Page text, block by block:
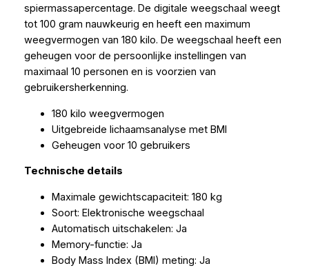
spiermassapercentage. De digitale weegschaal weegt
tot 100 gram nauwkeurig en heeft een maximum
weegvermogen van 180 kilo. De weegschaal heeft een
geheugen voor de persoonlijke instellingen van
maximaal 10 personen en is voorzien van
gebruikersherkenning.
180 kilo weegvermogen
Uitgebreide lichaamsanalyse met BMI
Geheugen voor 10 gebruikers
Technische details
Maximale gewichtscapaciteit: 180 kg
Soort: Elektronische weegschaal
Automatisch uitschakelen: Ja
Memory-functie: Ja
Body Mass Index (BMI) meting: Ja